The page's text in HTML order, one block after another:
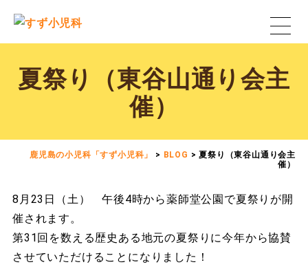
夏祭り（東谷山通り会主
催）
鹿児島の小児科「すず小児科」 > BLOG >夏祭り（東谷山通り会主
催）
8月23日（土） 午後4時から薬師堂公園で夏祭りが開
催されます。
第31回を数える歴史ある地元の夏祭りに今年から協賛
させていただけることになりました！